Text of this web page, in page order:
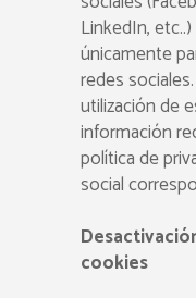
LinkedIn,
únicamente
redes
utilización de
información
política de
social
cookies